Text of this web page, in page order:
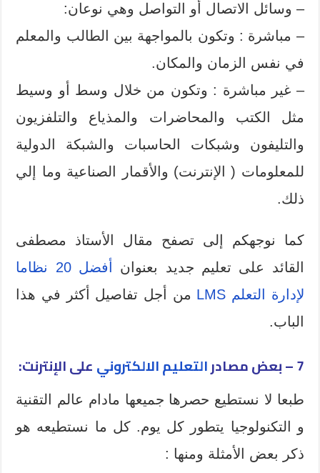
– وسائل الاتصال أو التواصل وهي نوعان:
– مباشرة : وتكون بالمواجهة بين الطالب والمعلم
في نفس الزمان والمكان.
– غير مباشرة : وتكون من خلال وسط أو وسيط
مثل الكتب والمحاضرات والمذياع والتلفزيون
والتليفون وشبكات الحاسبات والشبكة الدولية
للمعلومات ( الإنترنت) والأقمار الصناعية وما إلي
ذلك.
كما نوجهكم إلى تصفح مقال الأستاذ مصطفى
القائد على تعليم جديد بعنوان
أفضل 20 نظاما
لإدارة التعلم LMS
من أجل تفاصيل أكثر في هذا
الباب.
7 – بعض مصادر التعليم الالكترونيعلى الإنترنت:
طبعا لا نستطيع حصرها جميعها مادام عالم التقنية
و التكنولوجيا يتطور كل يوم. كل ما نستطيعه هو
ذكر بعض الأمثلة ومنها :